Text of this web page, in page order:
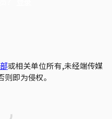
或相关单位所有,未经端传媒
即为侵权。